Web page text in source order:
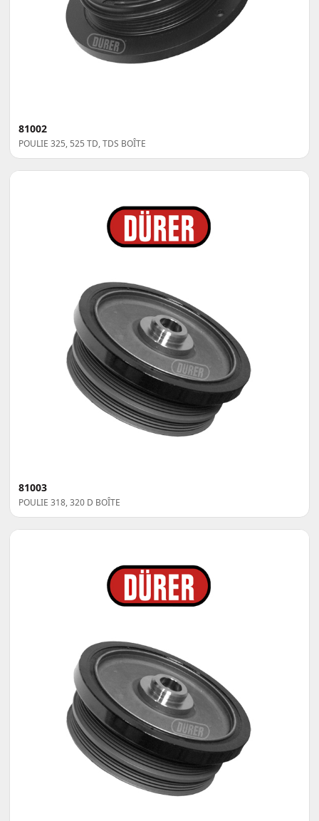
81002
POULIE 325, 525 TD, TDS BOÎTE
81003
POULIE 318, 320 D BOÎTE